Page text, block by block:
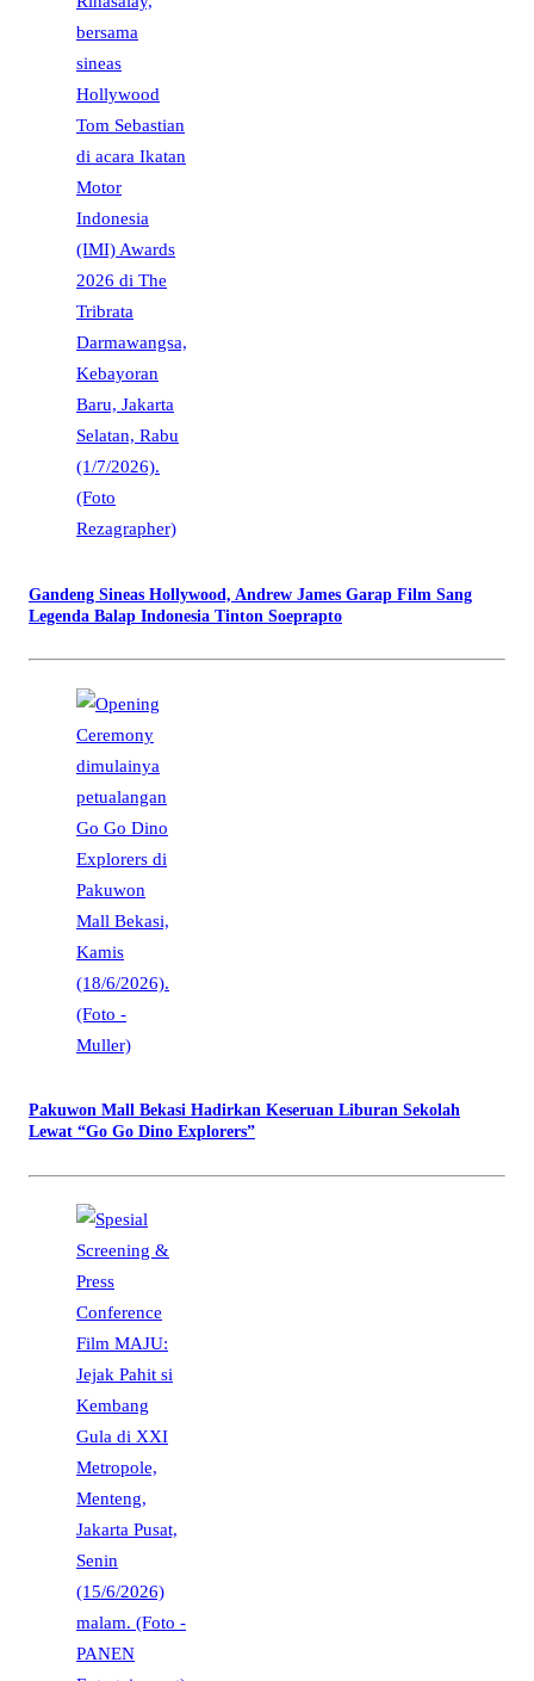
Gandeng Sineas Hollywood, Andrew James Garap Film Sang
Legenda Balap Indonesia Tinton Soeprapto
Pakuwon Mall Bekasi Hadirkan Keseruan Liburan Sekolah
Lewat “Go Go Dino Explorers”